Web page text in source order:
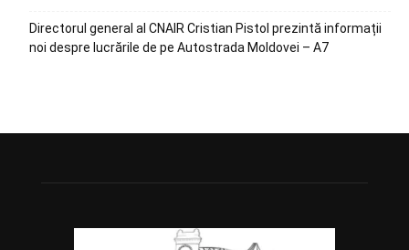
Directorul general al CNAIR Cristian Pistol prezintă informații
noi despre lucrările de pe Autostrada Moldovei – A7